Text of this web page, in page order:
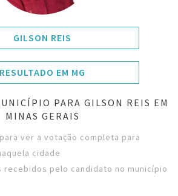
GILSON REIS
RESULTADO EM MG
PARA GILSON REIS EM
MINAS GERAIS
ver a votação completa para
cidade
pelo candidato no município